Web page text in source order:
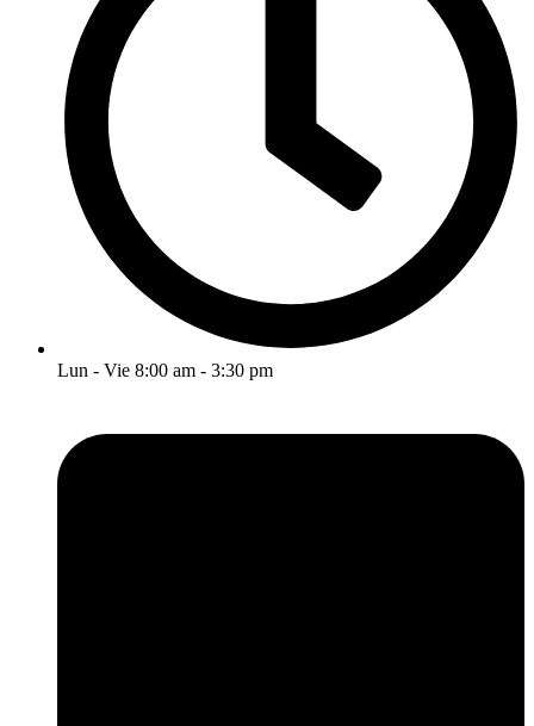
Lun - Vie 8:00 am - 3:30 pm